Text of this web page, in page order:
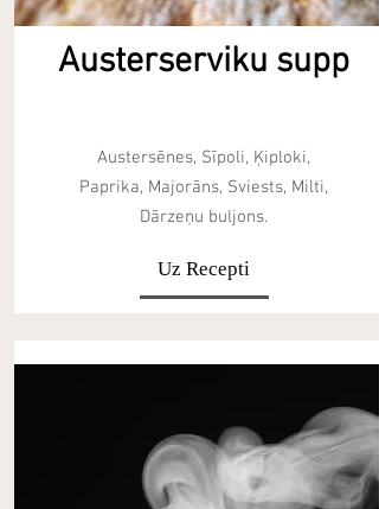
Austerserviku supp
Austersēnes, Sīpoli, Ķiploki,
Paprika, Majorāns, Sviests, Milti,
Dārzeņu buljons.
Uz Recepti